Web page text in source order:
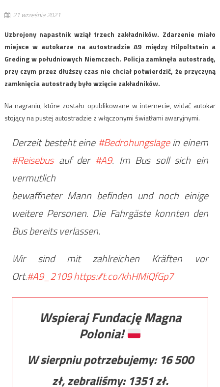
21 września 2021
Uzbrojony napastnik wziął trzech zakładników. Zdarzenie miało
miejsce w autokarze na autostradzie A9 między Hilpoltstein a
Greding w południowych Niemczech. Policja zamknęła autostradę,
przy czym przez dłuższy czas nie chciał potwierdzić, że przyczyną
zamknięcia autostrady było wzięcie zakładników.
Na nagraniu, które zostało opublikowane w internecie, widać autokar
stojący na pustej autostradzie z włączonymi światłami awaryjnymi.
Derzeit besteht eine#Bedrohungslagein einem
#Reisebusauf der #A9. Im Bus soll sich ein
vermutlich
bewaffneter Mann befinden und noch einige
weitere Personen. Die Fahrgäste konnten den
Bus bereits verlassen.
Wir sind mit zahlreichen Kräften vor
Ort.#A9_2109https://t.co/khHMiQfGp7
Wspieraj Fundację Magna
Polonia!
W sierpniu potrzebujemy: 16 500
zł, zebraliśmy: 1351zł.